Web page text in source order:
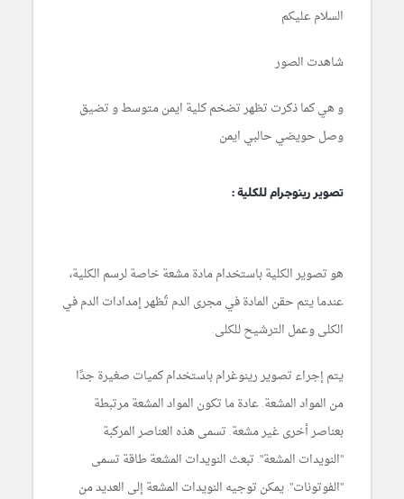
السلام عليكم
شاهدت الصور
و هي كما ذكرت تظهر تضخم كلية ايمن متوسط و تضيق
وصل حويضي حالبي ايمن
تصوير رينوجرام للكلية :
هو تصوير الكلية باستخدام مادة مشعة خاصة لرسم الكلية،
عندما يتم حقن المادة في مجرى الدم تُظهر إمدادات الدم في
الكلى وعمل الترشيح للكلى.
يتم إجراء تصوير رينوغرام باستخدام كميات صغيرة جدًا
من المواد المشعة. عادة ما تكون المواد المشعة مرتبطة
بعناصر أخرى غير مشعة. تسمى هذه العناصر المركبة
"النويدات المشعة". تبعث النويدات المشعة طاقة تسمى
"الفوتونات". يمكن توجيه النويدات المشعة إلى العديد من